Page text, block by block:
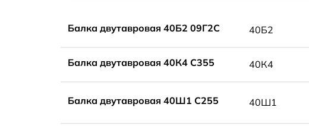
Балка двутавровая 40Б2 09Г2С 40Б2
Балка двутавровая 40К4 С355 40К4
Балка двутавровая 40Ш1 С255 40Ш1